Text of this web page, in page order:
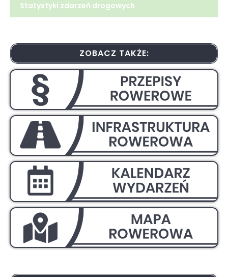
Statystyki zdarzeń drogowych
ZOBACZ TAKŻE: